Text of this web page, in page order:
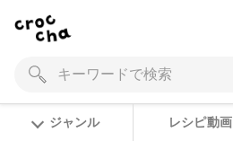
ジャンル レシピ動画